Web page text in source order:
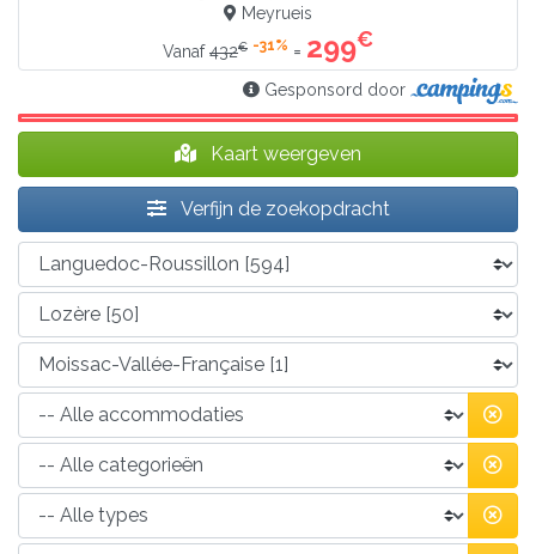
Meyrueis
Vanaf432€ -31% = 299€
Gesponsord door
Kaart weergeven
Verfijn de zoekopdracht